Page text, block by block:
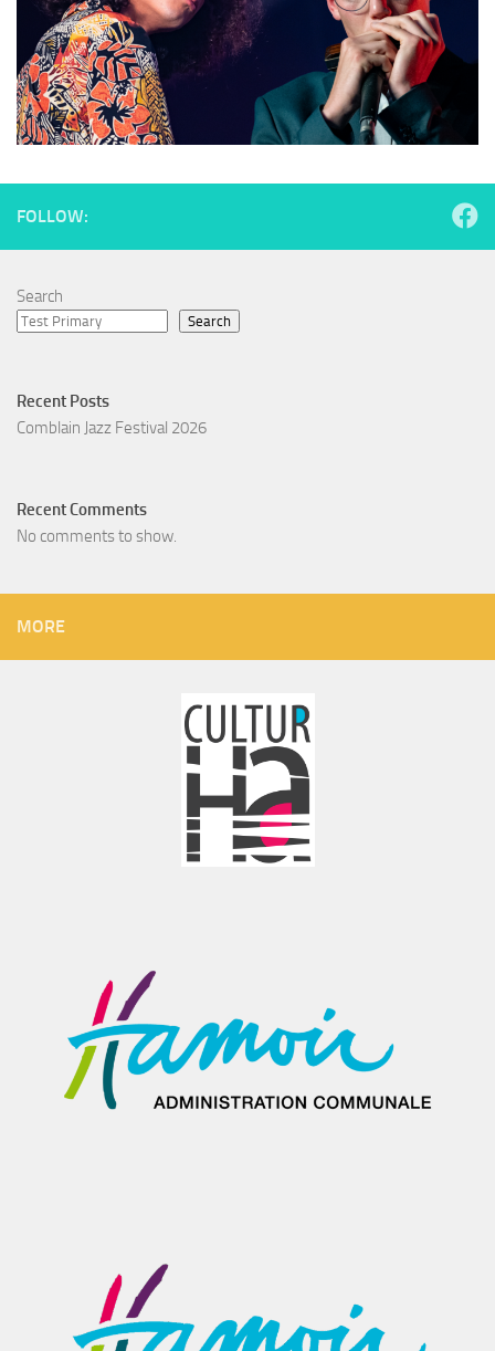
FOLLOW:
Search
Search
Recent Posts
Comblain Jazz Festival 2026
Recent Comments
No comments to show.
MORE